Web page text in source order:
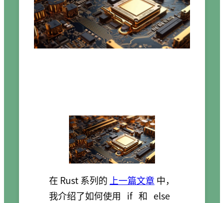
在 Rust 系列的 上一篇文章中，
我介绍了如何使用 if 和 else